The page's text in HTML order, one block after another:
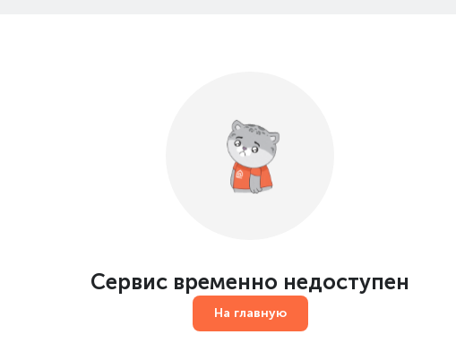
Сервис временно недоступен
На главную